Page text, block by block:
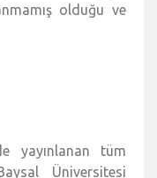
olduğu ve
yayınlanan tüm
Üniversitesi